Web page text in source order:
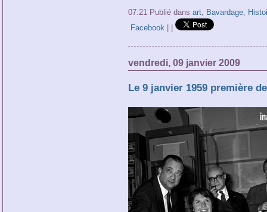
07:21 Publié dans art, Bavardage,
Facebook
vendredi, 09 janvier 2009
Le 9 janvier 1959 première